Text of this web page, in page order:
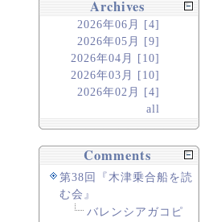
Archives
2026年06月 [4]
2026年05月 [9]
2026年04月 [10]
2026年03月 [10]
2026年02月 [4]
all
Comments
第38回『木津乗合船を読
む会』
バレンシアガコピ